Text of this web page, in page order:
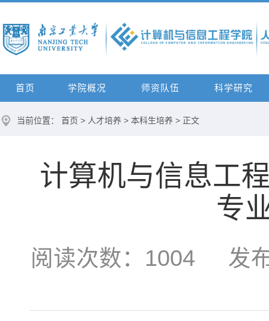
首页 学院概况 师资队伍 科学研究
当前位置： 首页 > 人才培养 > 本科生培养 > 正文
计算机与信息工
专
阅读次数： 1004 发布